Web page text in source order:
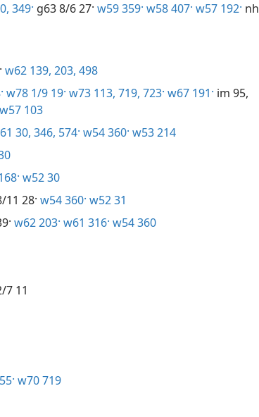
349· g63 8/6 27· w59 359· w58 407· w57 192· nh
w62 139, 203, 498
w78 1/9 19· w73 113, 719, 723· w67 191· im 95,
w57 103
30, 346, 574· w54 360· w53 214
w52 30
11 28· w54 360· w52 31
w62 203· w61 316· w54 360
7 11
w70 719